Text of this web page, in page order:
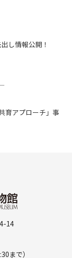
し情報公開！
育アプローチ」事
14
まで）